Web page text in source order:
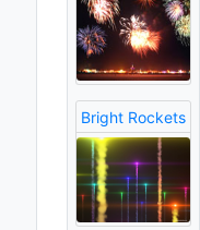
Bright Rockets